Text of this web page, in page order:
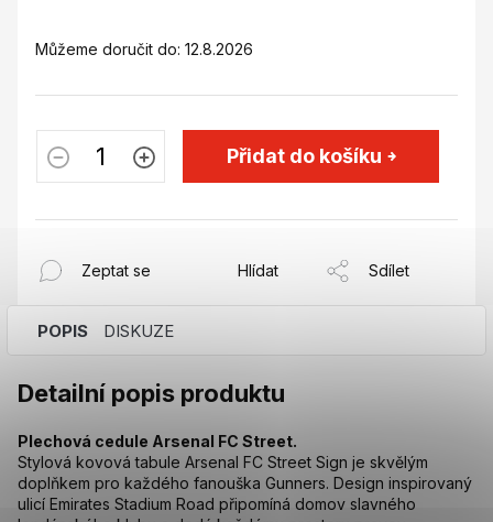
Můžeme doručit do: 12.8.2026
Přidat do košíku
Zeptat se Hlídat Sdílet
POPIS DISKUZE
Detailní popis produktu
Plechová cedule Arsenal FC Street.
Stylová kovová tabule Arsenal FC Street Sign je skvělým
doplňkem pro každého fanouška Gunners. Design inspirovaný
ulicí Emirates Stadium Road připomíná domov slavného